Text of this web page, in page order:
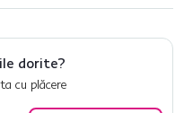
dorite?
cu plăcere